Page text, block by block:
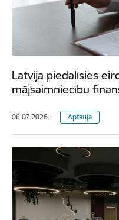
Latvija piedalīsies
mājsaimniecību
08.07.2026. Aptauja